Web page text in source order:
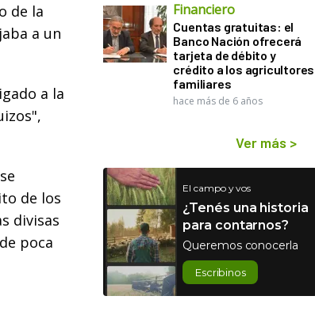
de la
a un
a la
de los
divisas
poca
Financiero
Cuentas gratuitas: el
Banco Nación ofrecerá
tarjeta de débito y
crédito a los agricultores
familiares
hace más de 6 años
Ver más >
El campo y vos
¿Tenés una historia
para contarnos?
Queremos conocerla
Escribinos